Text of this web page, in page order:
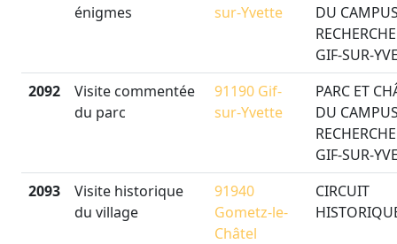
énigmes
sur-Yvette
DU
GIF-SUR-
2092
Visite commentée
du parc
91190 Gif-
sur-Yvette
PARC ET
DU
GIF-SUR-
2093
Visite historique
du village
91940
Gometz-le-
Châtel
CIRCUIT